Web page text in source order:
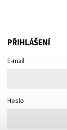
PŘIHLÁŠENÍ
E-mail
Heslo